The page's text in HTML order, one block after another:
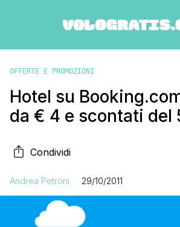
OFFERTE E PROMOZIONI
Hotel su
da € 4 e scontati del
Condividi
Andrea Petroni 29/10/2011